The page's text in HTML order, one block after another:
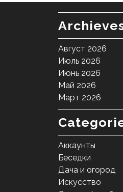
Август 2026
Июль 2026
Июнь 2026
Май 2026
Март 2026
Аккаунты
Беседки
Дача и огород
Искусство